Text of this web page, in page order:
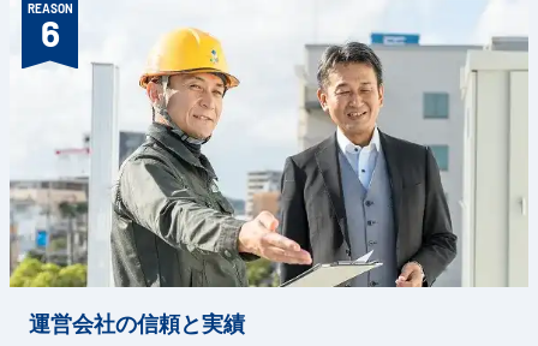
REASON
6
運営会社の信頼と実績